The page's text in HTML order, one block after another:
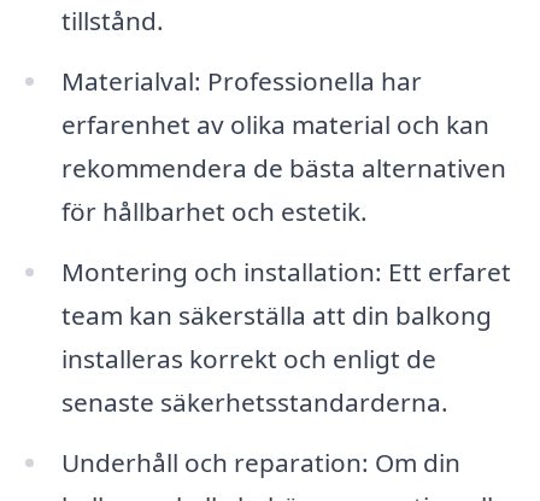
tillstånd.
Materialval: Professionella har
erfarenhet av olika material och kan
rekommendera de bästa alternativen
för hållbarhet och estetik.
Montering och installation: Ett erfaret
team kan säkerställa att din balkong
installeras korrekt och enligt de
senaste säkerhetsstandarderna.
Underhåll och reparation: Om din